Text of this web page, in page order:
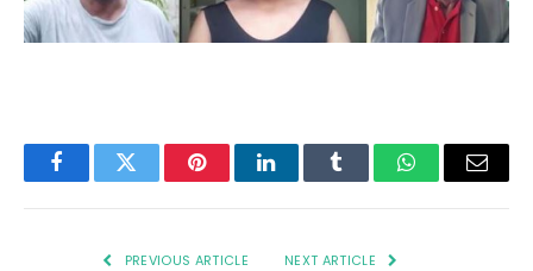
FacebookTwitter PinterestLinkedInTumblr WhatsAppEmail
PREVIOUS ARTICLE NEXT ARTICLE